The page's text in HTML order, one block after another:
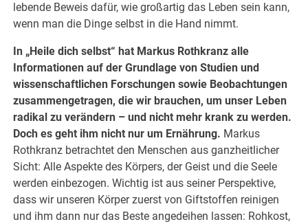
lebende Beweis dafür, wie großartig das Leben sein kann,
wenn man die Dinge selbst in die Hand nimmt.
In „Heile dich selbst“ hat Markus Rothkranz alle
Informationen auf der Grundlage von Studien und
wissenschaftlichen Forschungen sowie Beobachtungen
zusammengetragen, die wir brauchen, um unser Leben
radikal zu verändern – und nicht mehr krank zu werden.
Doch es geht ihm nicht nur um Ernährung. Markus
Rothkranz betrachtet den Menschen aus ganzheitlicher
Sicht: Alle Aspekte des Körpers, der Geist und die Seele
werden einbezogen. Wichtig ist aus seiner Perspektive,
dass wir unseren Körper zuerst von Giftstoffen reinigen
und ihm dann nur das Beste angedeihen lassen: Rohkost,